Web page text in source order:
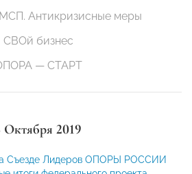
Антикризисные меры
СВОй бизнес
— СТАРТ
Октября 2019
Съезде Лидеров ОПОРЫ РОССИИ